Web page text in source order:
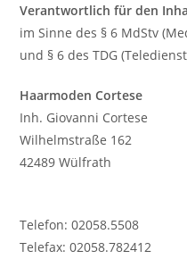
Verantwortlich für den
im Sinne des § 6 MdStv
und § 6 des TDG
Haarmoden Cortese
Inh. Giovanni Cortese
Wilhelmstraße 162
42489 Wülfrath
Telefon: 02058.5508
Telefax: 02058.782412